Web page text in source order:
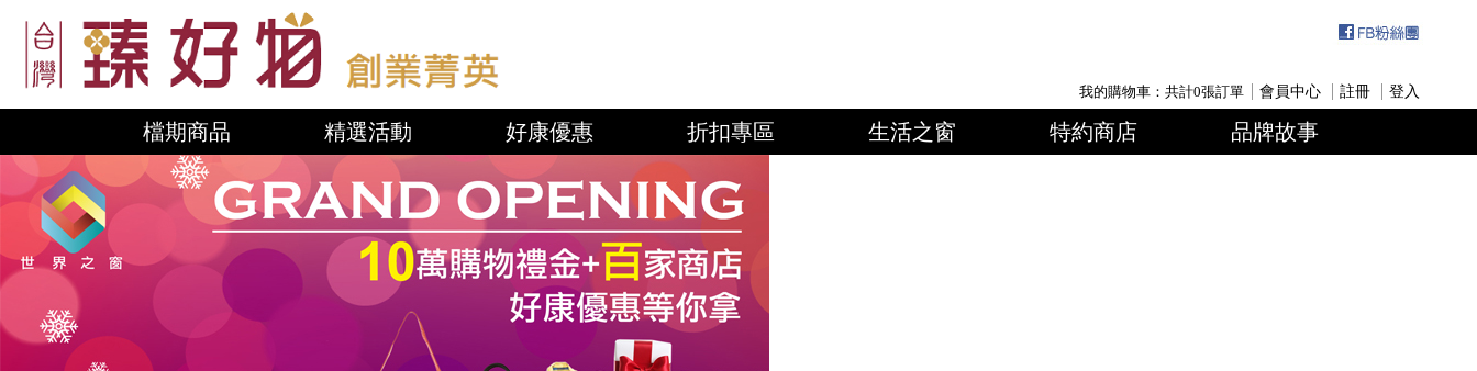
我的購物車：共計0張訂單 會員中心 註冊 登入
檔期商品 精選活動 好康優惠 折扣專區 生活之窗 特約商店 品牌故事